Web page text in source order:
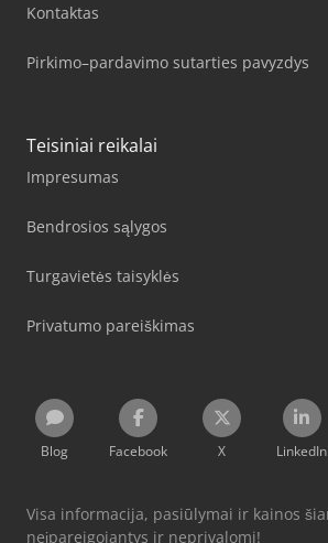
Kontaktas
Pirkimo–pardavimo sutarties pavyzdys
Teisiniai reikalai
Impresumas
Bendrosios sąlygos
Turgavietės taisyklės
Privatumo pareiškimas
Blog Facebook X LinkedIn
Visa informacija, pasiūlymai ir kainos
neįpareigojantys ir neprivalomi!